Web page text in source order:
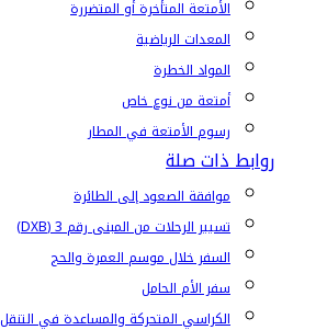
الأمتعة المتأخرة أو المتضررة
المعدات الرياضية
المواد الخطرة
أمتعة من نوع خاص
رسوم الأمتعة في المطار
روابط ذات صلة
موافقة الصعود إلى الطائرة
تسيير الرحلات من المبنى رقم 3 (DXB)
السفر خلال موسم العمرة والحج
سفر الأم الحامل
الكراسي المتحركة والمساعدة في التنقل